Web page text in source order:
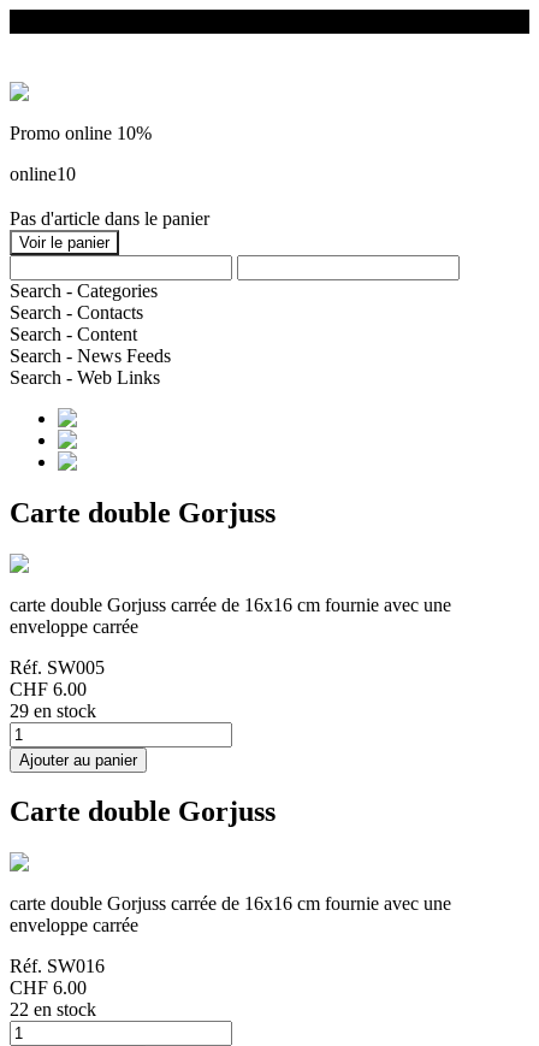
Promo online 10%
online10
Pas d'article dans le panier
Search - Categories
Search - Contacts
Search - Content
Search - News Feeds
Search - Web Links
Carte double Gorjuss
carte double Gorjuss carrée de 16x16 cm fournie avec une
enveloppe carrée
Réf. SW005
CHF 6.00
29 en stock
Carte double Gorjuss
carte double Gorjuss carrée de 16x16 cm fournie avec une
enveloppe carrée
Réf. SW016
CHF 6.00
22 en stock